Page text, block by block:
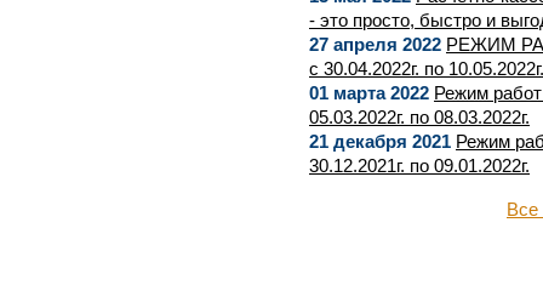
- это просто, быстро и
27 апреля 2022 РЕЖИМ
с 30.04.2022г. по 10.05.2022г.
01 марта 2022 Режим
05.03.2022г. по 08.03.2022г.
21 декабря 2021 Режим
30.12.2021г. по 09.01.2022г.
Все